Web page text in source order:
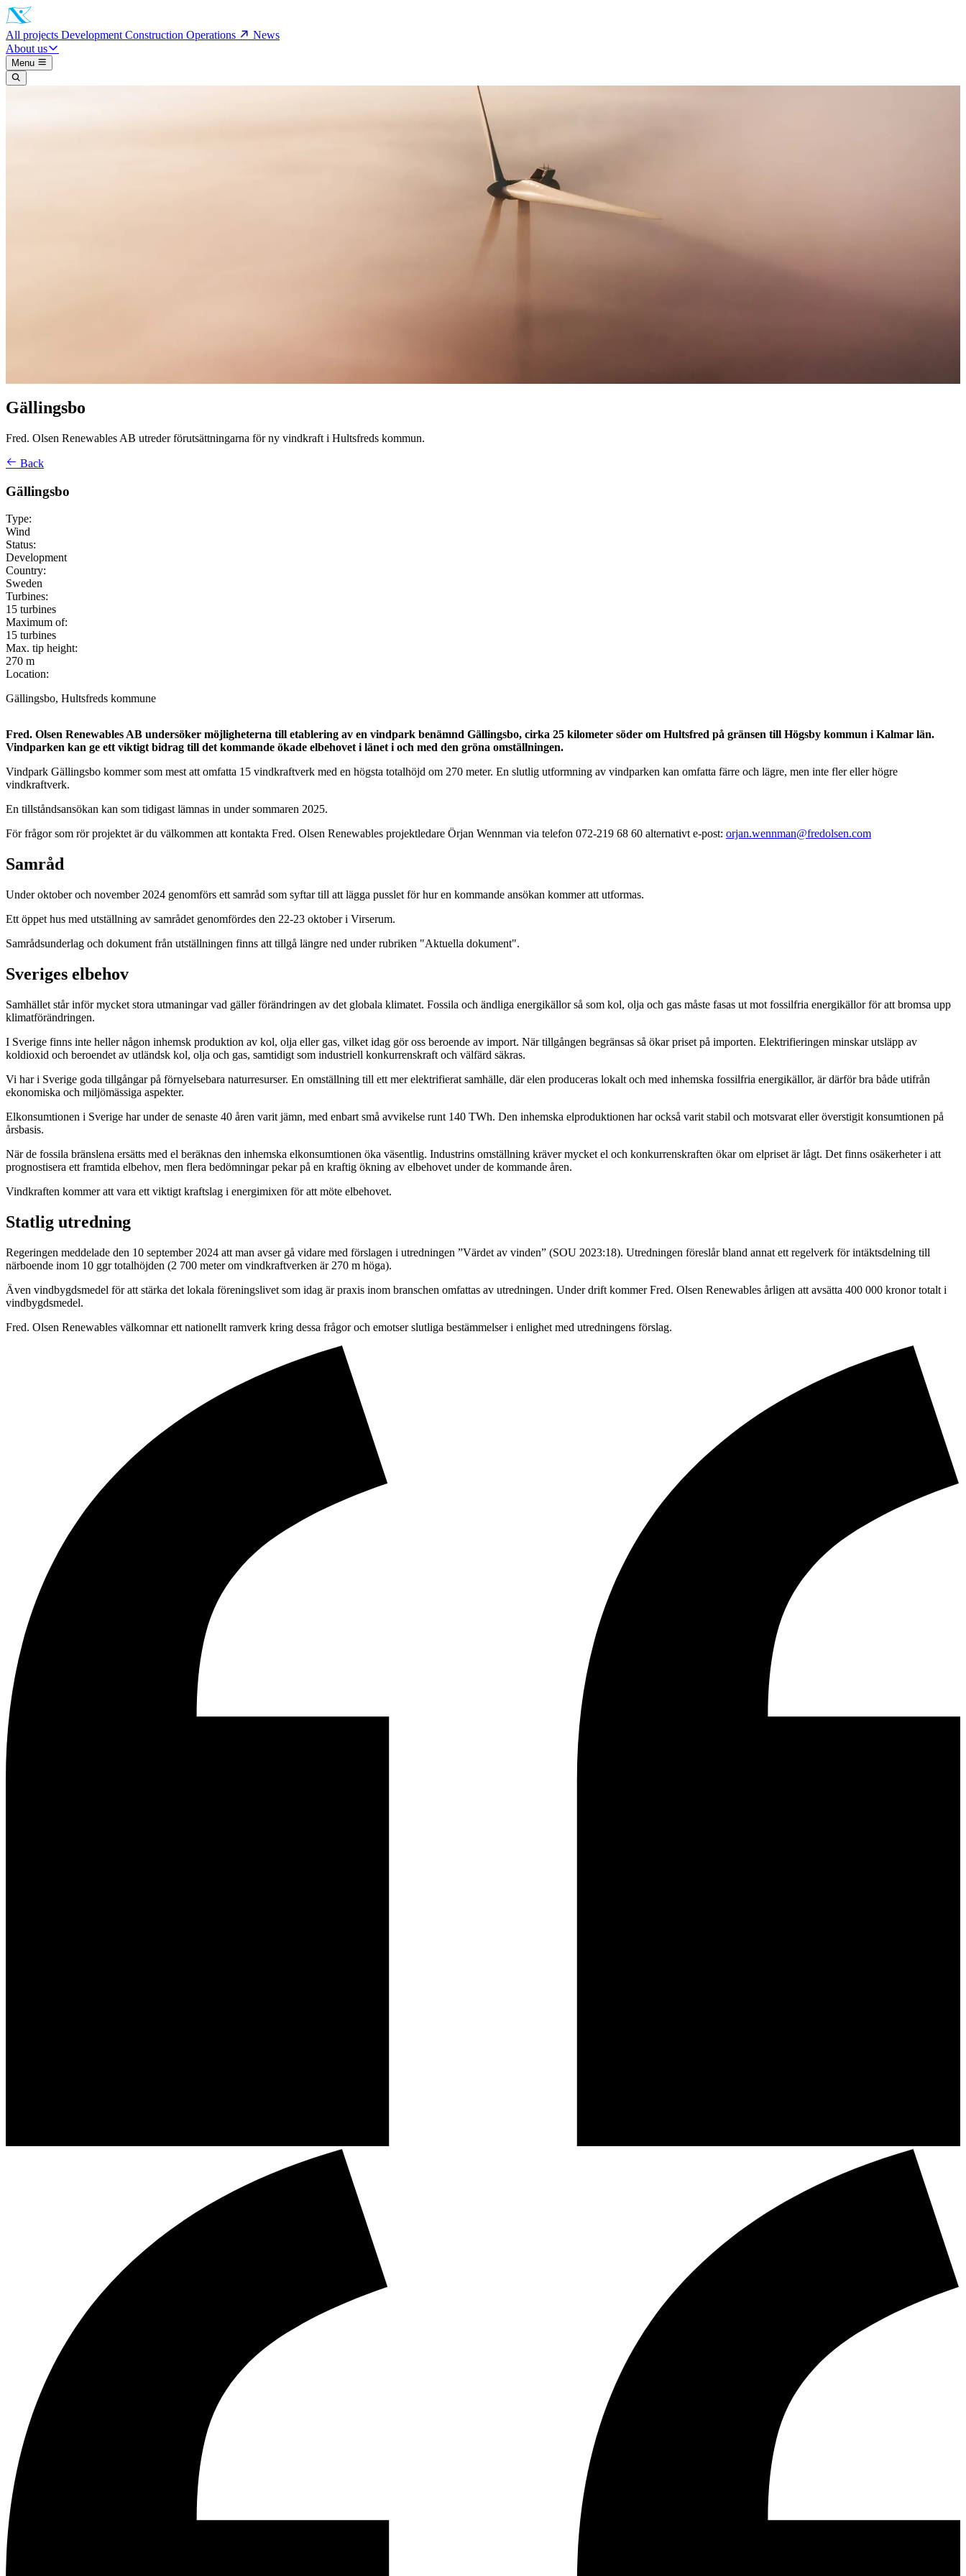
All projects Development Construction Operations
News
About us
Menu
Gällingsbo
Fred. Olsen Renewables AB utreder förutsättningarna för ny vindkraft i Hultsfreds kommun.
Back
Gällingsbo
Type:
Wind
Status:
Development
Country:
Sweden
Turbines:
15 turbines
Maximum of:
15 turbines
Max. tip height:
270 m
Location:
Gällingsbo, Hultsfreds kommune
+
−
Fred. Olsen Renewables AB undersöker möjligheterna till etablering av en vindpark benämnd Gällingsbo, cirka 25 kilometer söder om Hultsfred på gränsen till Högsby kommun i Kalmar län.
Vindparken kan ge ett viktigt bidrag till det kommande ökade elbehovet i länet i och med den gröna omställningen.
Vindpark Gällingsbo kommer som mest att omfatta 15 vindkraftverk med en högsta totalhöjd om 270 meter. En slutlig utformning av vindparken kan omfatta färre och lägre, men inte fler eller högre
vindkraftverk.
En tillståndsansökan kan som tidigast lämnas in under sommaren 2025.
För frågor som rör projektet är du välkommen att kontakta Fred. Olsen Renewables projektledare Örjan Wennman via telefon 072-219 68 60 alternativt e-post: orjan.wennman@fredolsen.com
Samråd
Under oktober och november 2024 genomförs ett samråd som syftar till att lägga pusslet för hur en kommande ansökan kommer att utformas.
Ett öppet hus med utställning av samrådet genomfördes den 22-23 oktober i Virserum.
Samrådsunderlag och dokument från utställningen finns att tillgå längre ned under rubriken "Aktuella dokument".
Sveriges elbehov
Samhället står inför mycket stora utmaningar vad gäller förändringen av det globala klimatet. Fossila och ändliga energikällor så som kol, olja och gas måste fasas ut mot fossilfria energikällor för att bromsa upp
klimatförändringen.
I Sverige finns inte heller någon inhemsk produktion av kol, olja eller gas, vilket idag gör oss beroende av import. När tillgången begränsas så ökar priset på importen. Elektrifieringen minskar utsläpp av
koldioxid och beroendet av utländsk kol, olja och gas, samtidigt som industriell konkurrenskraft och välfärd säkras.
Vi har i Sverige goda tillgångar på förnyelsebara naturresurser. En omställning till ett mer elektrifierat samhälle, där elen produceras lokalt och med inhemska fossilfria energikällor, är därför bra både utifrån
ekonomiska och miljömässiga aspekter.
Elkonsumtionen i Sverige har under de senaste 40 åren varit jämn, med enbart små avvikelse runt 140 TWh. Den inhemska elproduktionen har också varit stabil och motsvarat eller överstigit konsumtionen på
årsbasis.
När de fossila bränslena ersätts med el beräknas den inhemska elkonsumtionen öka väsentlig. Industrins omställning kräver mycket el och konkurrenskraften ökar om elpriset är lågt. Det finns osäkerheter i att
prognostisera ett framtida elbehov, men flera bedömningar pekar på en kraftig ökning av elbehovet under de kommande åren.
Vindkraften kommer att vara ett viktigt kraftslag i energimixen för att möte elbehovet.
Statlig utredning
Regeringen meddelade den 10 september 2024 att man avser gå vidare med förslagen i utredningen ”Värdet av vinden” (SOU 2023:18). Utredningen föreslår bland annat ett regelverk för intäktsdelning till
närboende inom 10 ggr totalhöjden (2 700 meter om vindkraftverken är 270 m höga).
Även vindbygdsmedel för att stärka det lokala föreningslivet som idag är praxis inom branschen omfattas av utredningen. Under drift kommer Fred. Olsen Renewables årligen att avsätta 400 000 kronor totalt i
vindbygdsmedel.
Fred. Olsen Renewables välkomnar ett nationellt ramverk kring dessa frågor och emotser slutliga bestämmelser i enlighet med utredningens förslag.